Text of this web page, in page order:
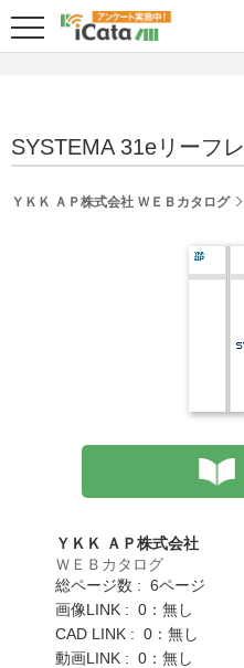
SYSTEMA 31eリーフ
ＹＫＫ ＡＰ株式会社 ＷＥＢカタログ
ＹＫＫ ＡＰ株式会社
ＷＥＢカタログ
総ページ数 : 6ページ
画像LINK : 0：無し
CAD LINK : 0：無し
動画LINK : 0：無し